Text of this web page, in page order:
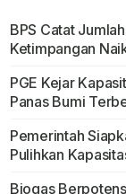
BPS Catat
Ketimpangan
PGE Kejar
Panas Bumi
Pemerintah
Pulihkan
Biogas